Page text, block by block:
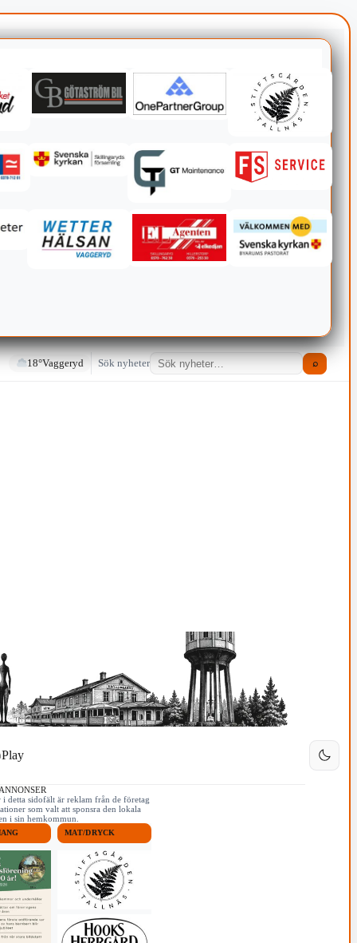
18°Vaggeryd Sök nyheter ⌕
Play
i detta sidofält är reklam från de företag
som valt att sponsra den lokala
i sin hemkommun.
MAT/DRYCK